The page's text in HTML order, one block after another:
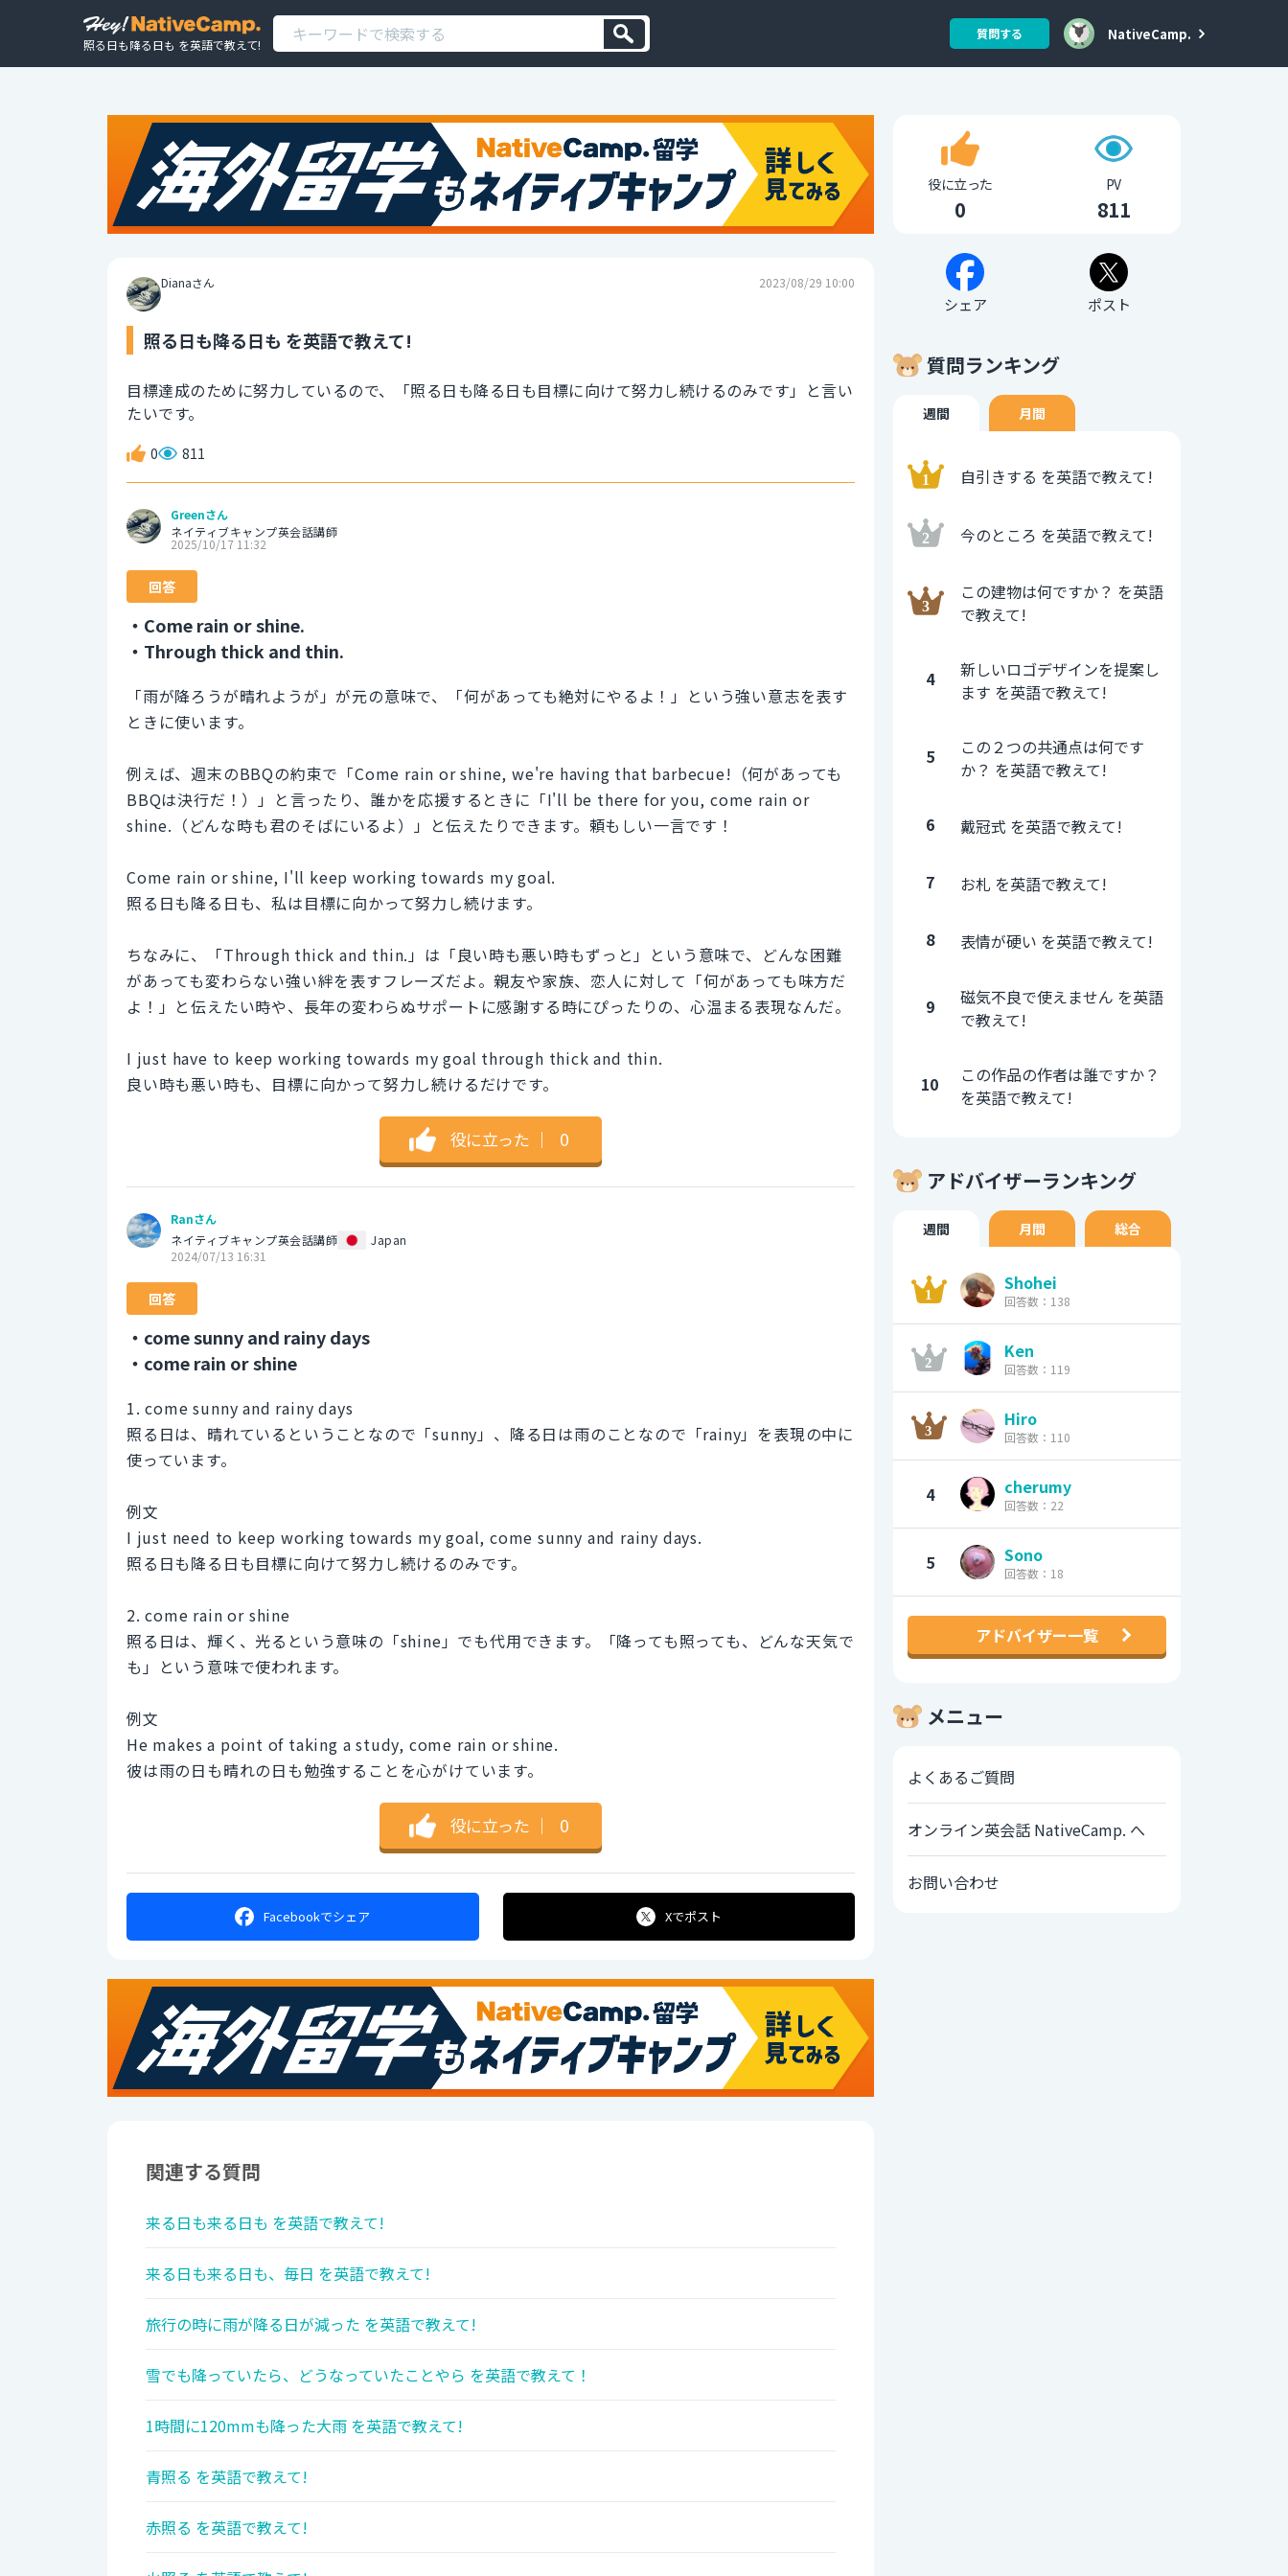
照る日も降る日も を英語で教えて!
質問する NativeCamp.
Dianaさん 2023/08/29 10:00
照る日も降る日も を英語で教えて!
目標達成のために努力しているので、「照る日も降る日も目標に向けて努力し続けるのみです」と言い
たいです。
0 811
Greenさん
ネイティブキャンプ英会話講師
2025/10/17 11:32
回答
・Come rain or shine.
・Through thick and thin.
「雨が降ろうが晴れようが」が元の意味で、「何があっても絶対にやるよ！」という強い意志を表す
ときに使います。
例えば、週末のBBQの約束で「Come rain or shine, we're having that barbecue!（何があっても
BBQは決行だ！）」と言ったり、誰かを応援するときに「I'll be there for you, come rain or
shine.（どんな時も君のそばにいるよ）」と伝えたりできます。頼もしい一言です！
Come rain or shine, I'll keep working towards my goal.
照る日も降る日も、私は目標に向かって努力し続けます。
ちなみに、「Through thick and thin.」は「良い時も悪い時もずっと」という意味で、どんな困難
があっても変わらない強い絆を表すフレーズだよ。親友や家族、恋人に対して「何があっても味方だ
よ！」と伝えたい時や、長年の変わらぬサポートに感謝する時にぴったりの、心温まる表現なんだ。
I just have to keep working towards my goal through thick and thin.
良い時も悪い時も、目標に向かって努力し続けるだけです。
役に立った ｜ 0
Ranさん
ネイティブキャンプ英会話講師
Japan
2024/07/13 16:31
回答
・come sunny and rainy days
・come rain or shine
1. come sunny and rainy days
照る日は、晴れているということなので「sunny」、降る日は雨のことなので「rainy」を表現の中に
使っています。
例文
I just need to keep working towards my goal, come sunny and rainy days.
照る日も降る日も目標に向けて努力し続けるのみです。
2. come rain or shine
照る日は、輝く、光るという意味の「shine」でも代用できます。「降っても照っても、どんな天気で
も」という意味で使われます。
例文
He makes a point of taking a study, come rain or shine.
彼は雨の日も晴れの日も勉強することを心がけています。
役に立った ｜ 0
Facebookでシェア Xでポスト
関連する質問
来る日も来る日も を英語で教えて!
来る日も来る日も、毎日 を英語で教えて!
旅行の時に雨が降る日が減った を英語で教えて!
雪でも降っていたら、どうなっていたことやら を英語で教えて！
1時間に120mmも降った大雨 を英語で教えて!
青照る を英語で教えて!
赤照る を英語で教えて!
役に立った
0
PV
811
シェア ポスト
質問ランキング
週間 月間
自引きする を英語で教えて!
今のところ を英語で教えて!
この建物は何ですか？ を英語
で教えて!
4
新しいロゴデザインを提案し
ます を英語で教えて!
5
この２つの共通点は何です
か？ を英語で教えて!
6 戴冠式 を英語で教えて!
7 お札 を英語で教えて!
8 表情が硬い を英語で教えて!
9
磁気不良で使えません を英語
で教えて!
10
この作品の作者は誰ですか？
を英語で教えて!
アドバイザーランキング
週間 月間 総合
Shohei
回答数：138
Ken
回答数：119
Hiro
回答数：110
4 cherumy
回答数：22
5 Sono
回答数：18
アドバイザー一覧
メニュー
よくあるご質問
オンライン英会話 NativeCamp. へ
お問い合わせ